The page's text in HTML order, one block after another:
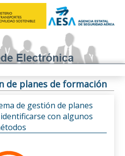
de planes de formación
de gestión de planes
con algunos